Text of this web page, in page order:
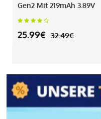
Gen2 Mit 219mAh 3.89V
25.99€ 32.49€